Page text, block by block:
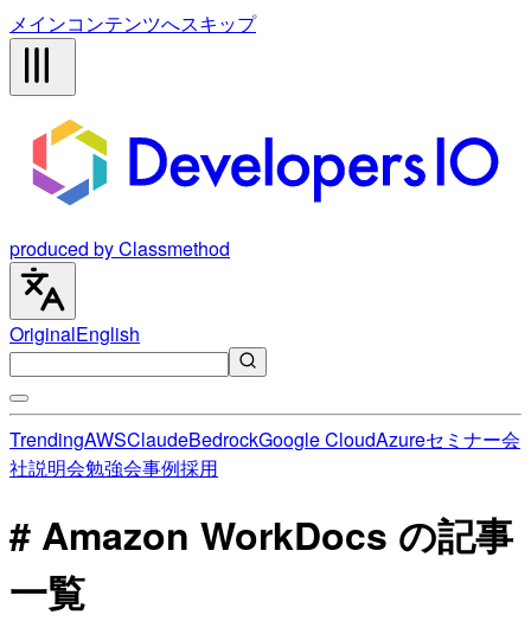
メインコンテンツへスキップ
produced by Classmethod
OriginalEnglish
TrendingAWSClaudeBedrockGoogle CloudAzureセミナー会
社説明会勉強会事例採用
# Amazon WorkDocs の記事
一覧